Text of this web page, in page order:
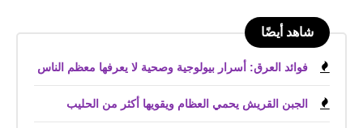
شاهد أيضًا
فوائد العرق: أسرار بيولوجية وصحية لا يعرفها معظم الناس
الجبن القريش يحمي العظام ويقويها أكثر من الحليب